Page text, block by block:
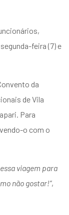
feira (7) e
da
de Vila
Para
o com o
viagem para
não gostar!”,